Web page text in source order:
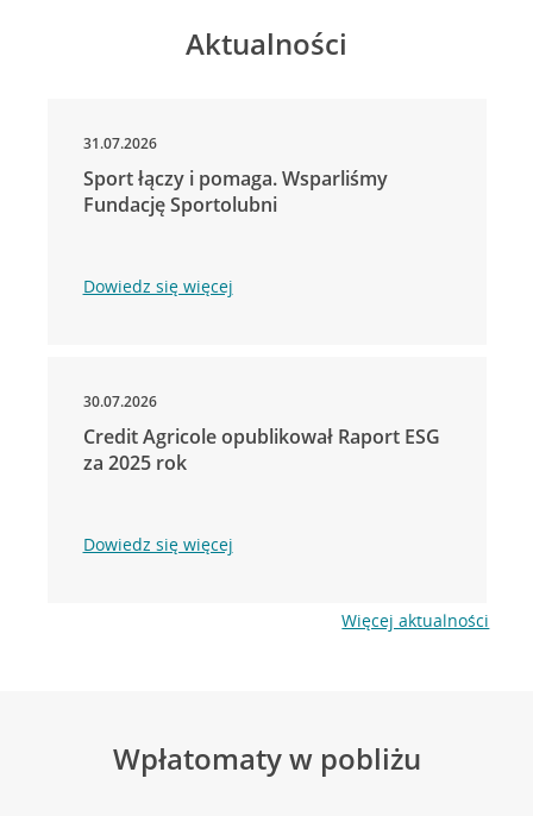
Aktualności
31.07.2026
Sport łączy i pomaga. Wsparliśmy
Fundację Sportolubni
Dowiedz się więcej
30.07.2026
Credit Agricole opublikował Raport ESG
za 2025 rok
Dowiedz się więcej
Więcej aktualności
Wpłatomaty w pobliżu